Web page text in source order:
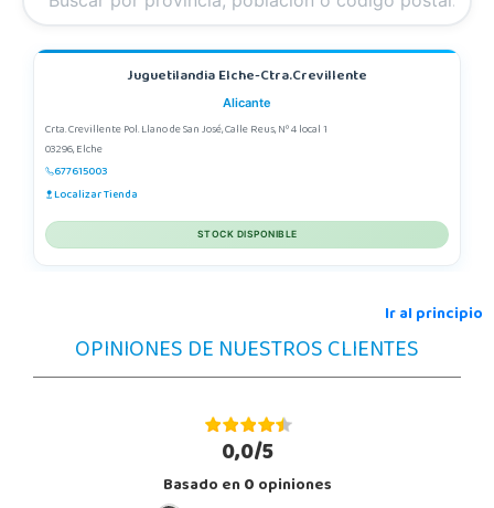
Juguetilandia Elche-Ctra.Crevillente
Alicante
Crta. Crevillente Pol. Llano de San José, Calle Reus, Nº 4 local 1
03296, Elche
677615003
Localizar Tienda
STOCK DISPONIBLE
Ir al principio
OPINIONES DE NUESTROS CLIENTES
0,0/5
Basado en0opiniones